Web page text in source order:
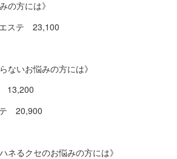
の方には》
ステ 23,100
ないお悩みの方には》
13,200
20,900
ネるクセのお悩みの方には》